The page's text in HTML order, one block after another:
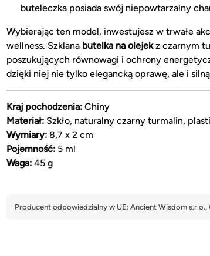
buteleczka posiada swój niepowtarzalny
Wybierając ten model, inwestujesz w trwałe
wellness. Szklana butelka na olejekz czarnym
poszukujących równowagi i ochrony
dzięki niej nie tylko elegancką oprawę, ale i
Kraj pochodzenia: Chiny
Materiał: Szkło, naturalny czarny turmalin,
Wymiary: 8,7 x 2 cm
Pojemność: 5 ml
Waga: 45 g